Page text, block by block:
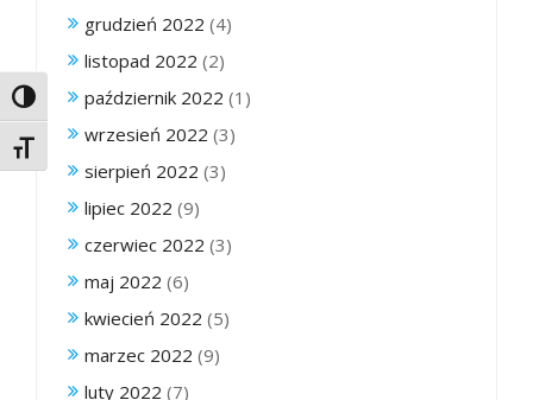
Toggle High Contrast
Toggle Font size
grudzień 2022 (4)
listopad 2022 (2)
październik 2022 (1)
wrzesień 2022 (3)
sierpień 2022 (3)
lipiec 2022 (9)
czerwiec 2022 (3)
maj 2022 (6)
kwiecień 2022 (5)
marzec 2022 (9)
luty 2022 (7)